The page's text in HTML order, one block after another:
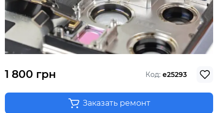
1 800 грн Код: e25293
Заказать ремонт